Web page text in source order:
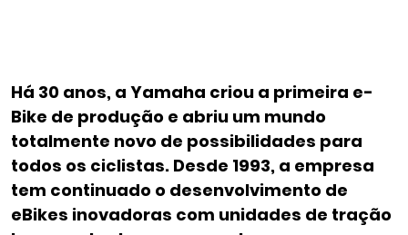
Há 30 anos, a Yamaha criou a primeira e-
Bike de produção e abriu um mundo
totalmente novo de possibilidades para
todos os ciclistas. Desde 1993, a empresa
tem continuado o desenvolvimento de
eBikes inovadoras com unidades de tração